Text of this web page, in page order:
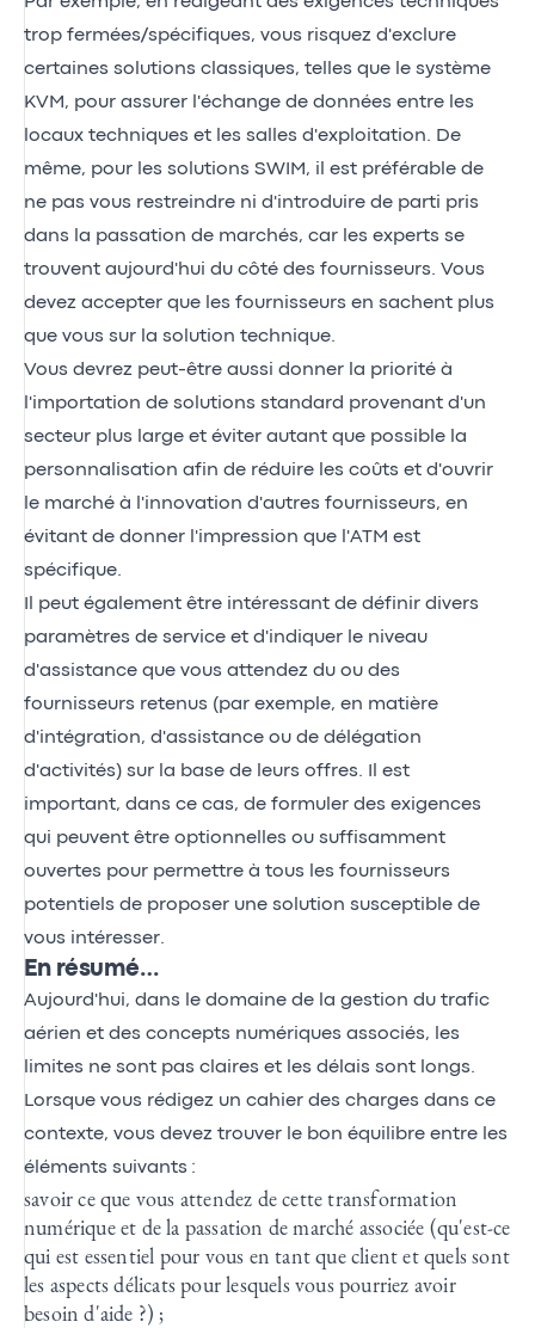
trop fermées/spécifiques, vous risquez d'exclure
certaines solutions classiques, telles que le système
KVM, pour assurer l'échange de données entre les
locaux techniques et les salles d'exploitation. De
même, pour les solutions SWIM, il est préférable de
ne pas vous restreindre ni d'introduire de parti pris
dans la passation de marchés, car les experts se
trouvent aujourd'hui du côté des fournisseurs. Vous
devez accepter que les fournisseurs en sachent plus
que vous sur la solution technique.
Vous devrez peut-être aussi donner la priorité à
l'importation de solutions standard provenant d'un
secteur plus large et éviter autant que possible la
personnalisation afin de réduire les coûts et d'ouvrir
le marché à l'innovation d'autres fournisseurs, en
évitant de donner l'impression que l'ATM est
spécifique.
Il peut également être intéressant de définir divers
paramètres de service et d'indiquer le niveau
d'assistance que vous attendez du ou des
fournisseurs retenus (par exemple, en matière
d'intégration, d'assistance ou de délégation
d'activités) sur la base de leurs offres. Il est
important, dans ce cas, de formuler des exigences
qui peuvent être optionnelles ou suffisamment
ouvertes pour permettre à tous les fournisseurs
potentiels de proposer une solution susceptible de
vous intéresser.
En résumé…
Aujourd'hui, dans le domaine de la gestion du trafic
aérien et des concepts numériques associés, les
limites ne sont pas claires et les délais sont longs.
Lorsque vous rédigez un cahier des charges dans ce
contexte, vous devez trouver le bon équilibre entre les
éléments suivants :
savoir ce que vous attendez de cette transformation
numérique et de la passation de marché associée (qu'est-ce
qui est essentiel pour vous en tant que client et quels sont
les aspects délicats pour lesquels vous pourriez avoir
besoin d'aide ?) ;